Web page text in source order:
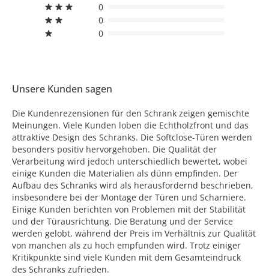
0
0
0
Unsere Kunden sagen
Die Kundenrezensionen für den Schrank zeigen gemischte
Meinungen. Viele Kunden loben die Echtholzfront und das
attraktive Design des Schranks. Die Softclose-Türen werden
besonders positiv hervorgehoben. Die Qualität der
Verarbeitung wird jedoch unterschiedlich bewertet, wobei
einige Kunden die Materialien als dünn empfinden. Der
Aufbau des Schranks wird als herausfordernd beschrieben,
insbesondere bei der Montage der Türen und Scharniere.
Einige Kunden berichten von Problemen mit der Stabilität
und der Türausrichtung. Die Beratung und der Service
werden gelobt, während der Preis im Verhältnis zur Qualität
von manchen als zu hoch empfunden wird. Trotz einiger
Kritikpunkte sind viele Kunden mit dem Gesamteindruck
des Schranks zufrieden.